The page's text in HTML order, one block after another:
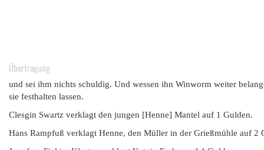
Übertragung
und sei ihm nichts schuldig. Und wessen ihn Winworm weiter
sie festhalten lassen.
Clesgin Swartz verklagt den jungen [Henne] Mantel auf 1 Gulden.
Hans Rampfuß verklagt Henne, den Müller in der Grießmühle auf 2